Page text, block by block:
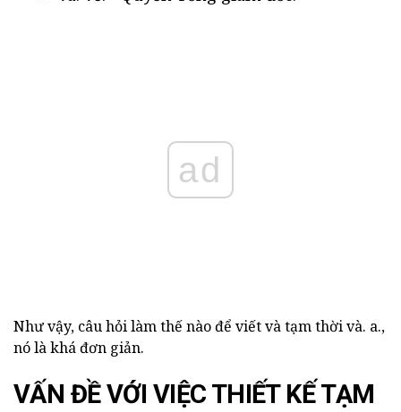
ad
Như vậy, câu hỏi làm thế nào để viết và tạm thời và. a.,
nó là khá đơn giản.
VẤN ĐỀ VỚI VIỆC THIẾT KẾ TẠM